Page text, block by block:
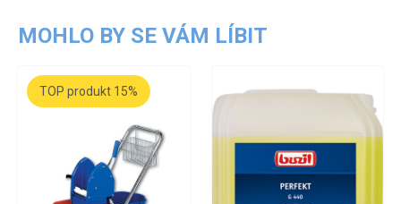
MOHLO BY SE VÁM LÍBIT
TOP produkt 15%